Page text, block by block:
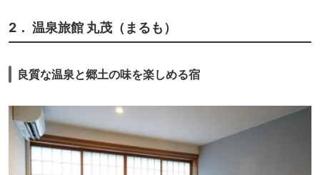
2． 温泉旅館 丸茂（まるも）
良質な温泉と郷土の味を楽しめる宿